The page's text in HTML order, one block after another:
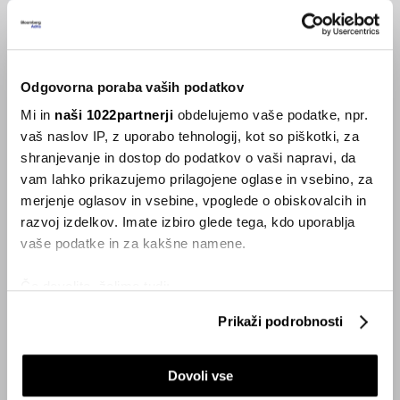
Odgovorna poraba vaših podatkov
Mi in naši 1022partnerji obdelujemo vaše podatke, npr.
vaš naslov IP, z uporabo tehnologij, kot so piškotki, za
shranjevanje in dostop do podatkov o vaši napravi, da
vam lahko prikazujemo prilagojene oglase in vsebino, za
merjenje oglasov in vsebine, vpoglede o obiskovalcih in
razvoj izdelkov. Imate izbiro glede tega, kdo uporablja
vaše podatke in za kakšne namene.
Identificirati napravo z aktivnim preverjanjem
lastnosti (odčitavanje prstnih odtisov)
Prikaži podrobnosti
Dovoli vse
VSE NOVICE IZ RUBRIKE SMART
Inspiracija